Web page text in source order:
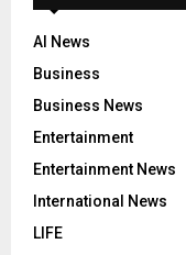
AI News
Business
Business News
Entertainment
Entertainment News
International News
LIFE